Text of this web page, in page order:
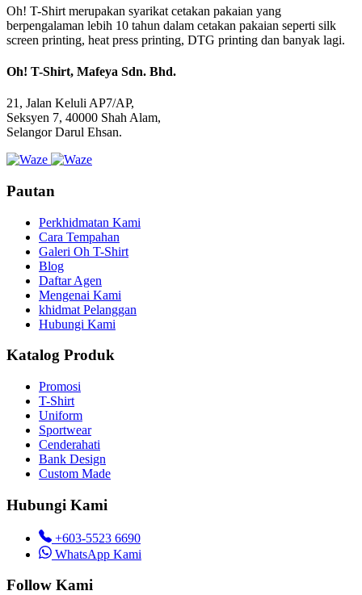
Oh! T-Shirt merupakan syarikat cetakan pakaian yang
berpengalaman lebih 10 tahun dalam cetakan pakaian seperti silk
screen printing, heat press printing, DTG printing dan banyak lagi.
Oh! T-Shirt, Mafeya Sdn. Bhd.
21, Jalan Keluli AP7/AP,
Seksyen 7, 40000 Shah Alam,
Selangor Darul Ehsan.
Pautan
Perkhidmatan Kami
Cara Tempahan
Galeri Oh T-Shirt
Blog
Daftar Agen
Mengenai Kami
khidmat Pelanggan
Hubungi Kami
Katalog Produk
Promosi
T-Shirt
Uniform
Sportwear
Cenderahati
Bank Design
Custom Made
Hubungi Kami
+603-5523 6690
WhatsApp Kami
Follow Kami